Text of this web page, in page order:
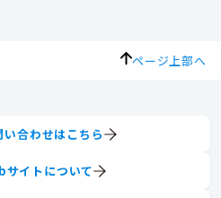
ページ上部へ
合わせはこちら
サイトについて